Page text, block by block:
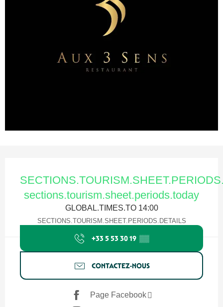
sections.tourism.sheet.periods.today
GLOBAL.TIMES.TO 14:00
SECTIONS.TOURISM.SHEET.PERIODS.DETAILS
+33 5 53 30 19 ▒▒
CONTACTEZ-NOUS
Page Facebook